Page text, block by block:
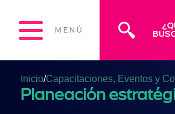
MENÚ
Inicio/Capacitaciones, Eventos y
Planeación